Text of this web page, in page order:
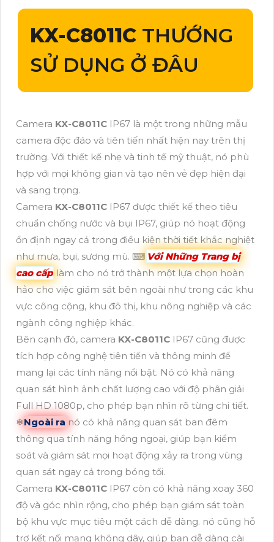
KX-C8011C THƯỚNG
SỬ DỤNG Ở ĐÂU
Camera KX-C8011C IP67 là một trong những mẫu
camera độc đáo và tiên tiến nhất hiện nay trên thị
trường. Với thiết kế nhẹ và tinh tế mỹ thuật, nó phù
hợp với mọi không gian và tạo nên vẻ đẹp hiện đại
và sang trọng.
Camera KX-C8011C IP67 được thiết kế theo tiêu
chuẩn chống nước và bụi IP67, giúp nó hoạt động
ổn định ngay cả trong điều kiện thời tiết khắc nghiệt
như mưa, bụi, sương mù. ⌨ Với Những Trang bị
cao cấp làm cho nó trở thành một lựa chọn hoàn
hảo cho việc giám sát bên ngoài như trong các khu
vực công cộng, khu đô thị, khu nông nghiệp và các
ngành công nghiệp khác.
Bên cạnh đó, camera KX-C8011C IP67 cũng được
tích hợp công nghệ tiên tiến và thông minh để
mang lại các tính năng nổi bật. Nó có khả năng
quan sát hình ảnh chất lượng cao với độ phân giải
Full HD 1080p, cho phép bạn nhìn rõ từng chi tiết.
❄Ngoài ra nó có khả năng quan sát ban đêm
thông qua tính năng hồng ngoại, giúp bạn kiểm
soát và giám sát mọi hoạt động xảy ra trong vùng
quan sát ngay cả trong bóng tối.
Camera KX-C8011C IP67 còn có khả năng xoay 360
độ và góc nhìn rộng, cho phép bạn giám sát toàn
bộ khu vực mục tiêu một cách dễ dàng. nó cũng hỗ
trợ kết nối mạng không dây, giúp bạn dễ dàng cài